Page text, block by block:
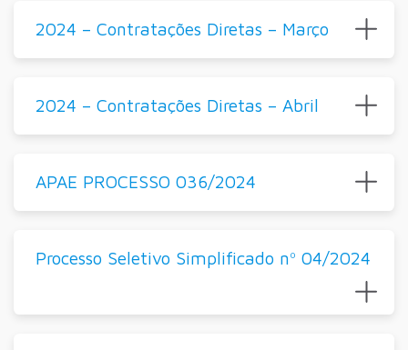
2024 – Contratações Diretas – Março
2024 – Contratações Diretas – Abril
APAE PROCESSO 036/2024
Processo Seletivo Simplificado nº 04/2024